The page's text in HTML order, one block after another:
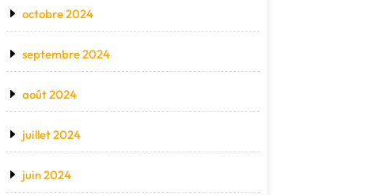
octobre 2024
septembre 2024
août 2024
juillet 2024
juin 2024